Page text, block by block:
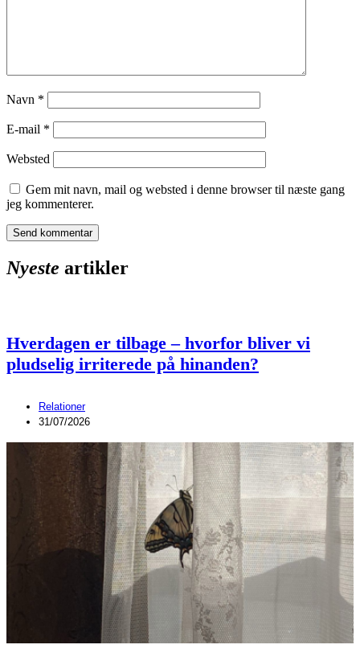
Navn *
E-mail *
Websted
Gem mit navn, mail og websted i denne browser til næste gang
jeg kommenterer.
Nyeste artikler
Hverdagen er tilbage – hvorfor bliver vi
pludselig irriterede på hinanden?
Relationer
31/07/2026